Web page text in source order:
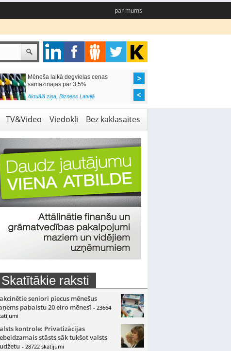
par mums
Mēneša laikā degvielas cenas
samazinājās par 3,5%
Aktuālā ziņa, Bizness Latvijā
TV&Video Viedokļi Bez kaklasaites
Skatītākie raksti
seniori piecus mēnešus
pabalstu 20 eiro mēnesī - 23664
kontrole: Privatizācijas
stāsts sāk tukšot valsts
- 28722 skatījumi